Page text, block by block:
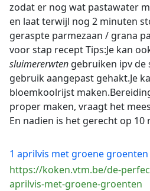
zodat er nog wat pastawater
en laat terwijl nog 2 minuten
geraspte parmezaan / grana
voor stap recept Tips:Je kan
sluimererwten gebruiken ipv de
gebruik aangepast gehakt.Je
bloemkoolrijst
proper maken, vraagt het
En nadien is het gerecht op 10
1 aprilvis met groene
https://koken.vtm.be/de-
aprilvis-met-groene-groenten